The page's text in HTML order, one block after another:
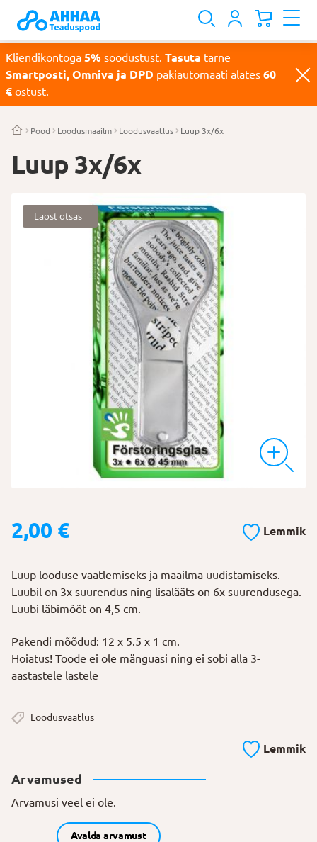
Kliendikontoga 5% soodustust. Tasuta tarne
Smartposti, Omniva ja DPD pakiautomaati alates 60
€ ostust.
Pood Loodusmaailm Loodusvaatlus Luup 3x/6x
Luup 3x/6x
Laost otsas
2,00 € Lemmik
Luup looduse vaatlemiseks ja maailma uudistamiseks.
Luubil on 3x suurendus ning lisalääts on 6x suurendusega.
Luubi läbimõõt on 4,5 cm.
Pakendi mõõdud: 12 x 5.5 x 1 cm.
Hoiatus! Toode ei ole mänguasi ning ei sobi alla 3-
aastastele lastele
Lemmik
Loodusvaatlus
Arvamused
Arvamusi veel ei ole.
Avalda arvamust